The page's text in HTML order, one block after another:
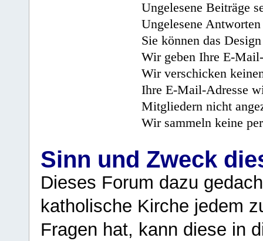
Ungelesene Beiträge
Ungelesene
Sie können das
Wir geben Ihre E-
Wir verschicken
Ihre E-Mail-Adresse
Mitgliedern nicht
Wir sammeln keine
Sinn und Zweck
Dieses Forum dazu
katholische Kirche jedem
Fragen hat, kann diese in